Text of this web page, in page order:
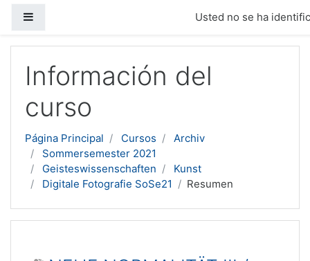
Usted no se ha
Información del
curso
Página Principal Cursos
Archiv
Sommersemester 2021
Geisteswissenschaften
Kunst
Digitale Fotografie SoSe21
Resumen